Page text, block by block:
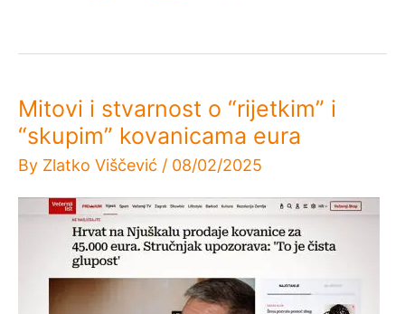
Mitovi i stvarnost o “rijetkim” i
“skupim” kovanicama eura
By Zlatko Viščević / 08/02/2025